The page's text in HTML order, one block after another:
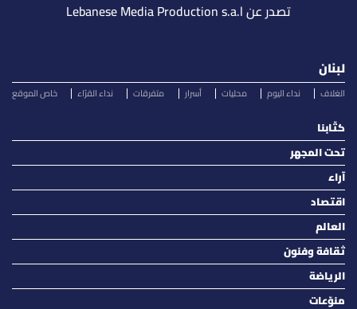
تصدر عن Lebanese Media Production s.a.l
لبنان
الغلاف نداء اليوم محليات أسرار متفرقات نداء القرّاء خاص الموقع
كتّابنا
تحت المجهر
آراء
اقتصاد
العالم
ثقافة وفنون
الرياضة
منوّعات